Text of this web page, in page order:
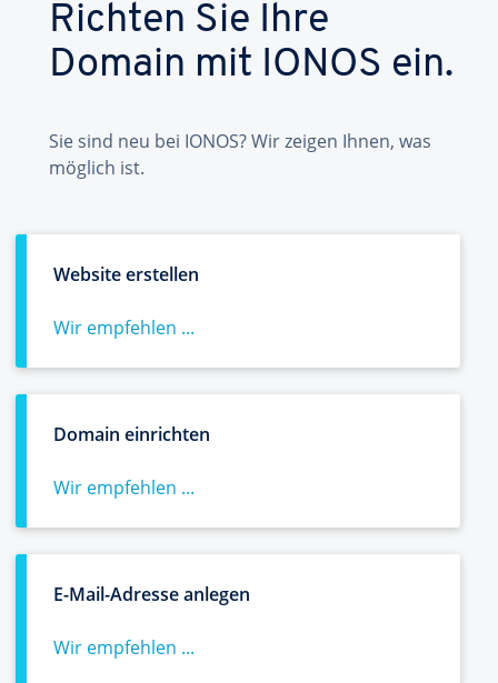
Richten Sie Ihre
Domain mit IONOS ein.
Sie sind neu bei IONOS? Wir zeigen Ihnen, was
möglich ist.
Website erstellen
Wir empfehlen ...
Domain einrichten
Wir empfehlen ...
E-Mail-Adresse anlegen
Wir empfehlen ...